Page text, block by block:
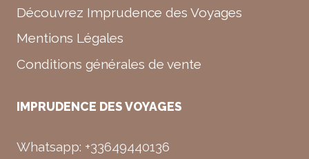
Découvrez Imprudence des Voyages
Mentions Légales
Conditions générales de vente
IMPRUDENCE DES VOYAGES
Whatsapp: +33649440136